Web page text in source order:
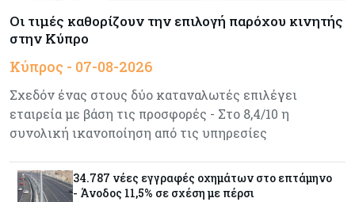
Μέση Ανατολή
Σαουδική Αραβία, Πακιστάν και Τουρκία
υπογράφουν συμφωνία για αμοιβαία άμυνα
Εμπορεύματα
Πετρέλαιο: Πιάνει και πάλι τα 83 δολάρια το
Brent μετά το σχέδιο του Ιράν για τα Στενά του
Ορμούζ
Οι τιμές καθορίζουν την επιλογή παρόχου κινητής
στην Κύπρο
Κύπρος - 07-08-2026
Σχεδόν ένας στους δύο καταναλωτές επιλέγει
εταιρεία με βάση τις προσφορές - Στο 8,4/10 η
συνολική ικανοποίηση από τις υπηρεσίες
34.787 νέες εγγραφές οχημάτων στο επτάμηνο
- Άνοδος 11,5% σε σχέση με πέρσι